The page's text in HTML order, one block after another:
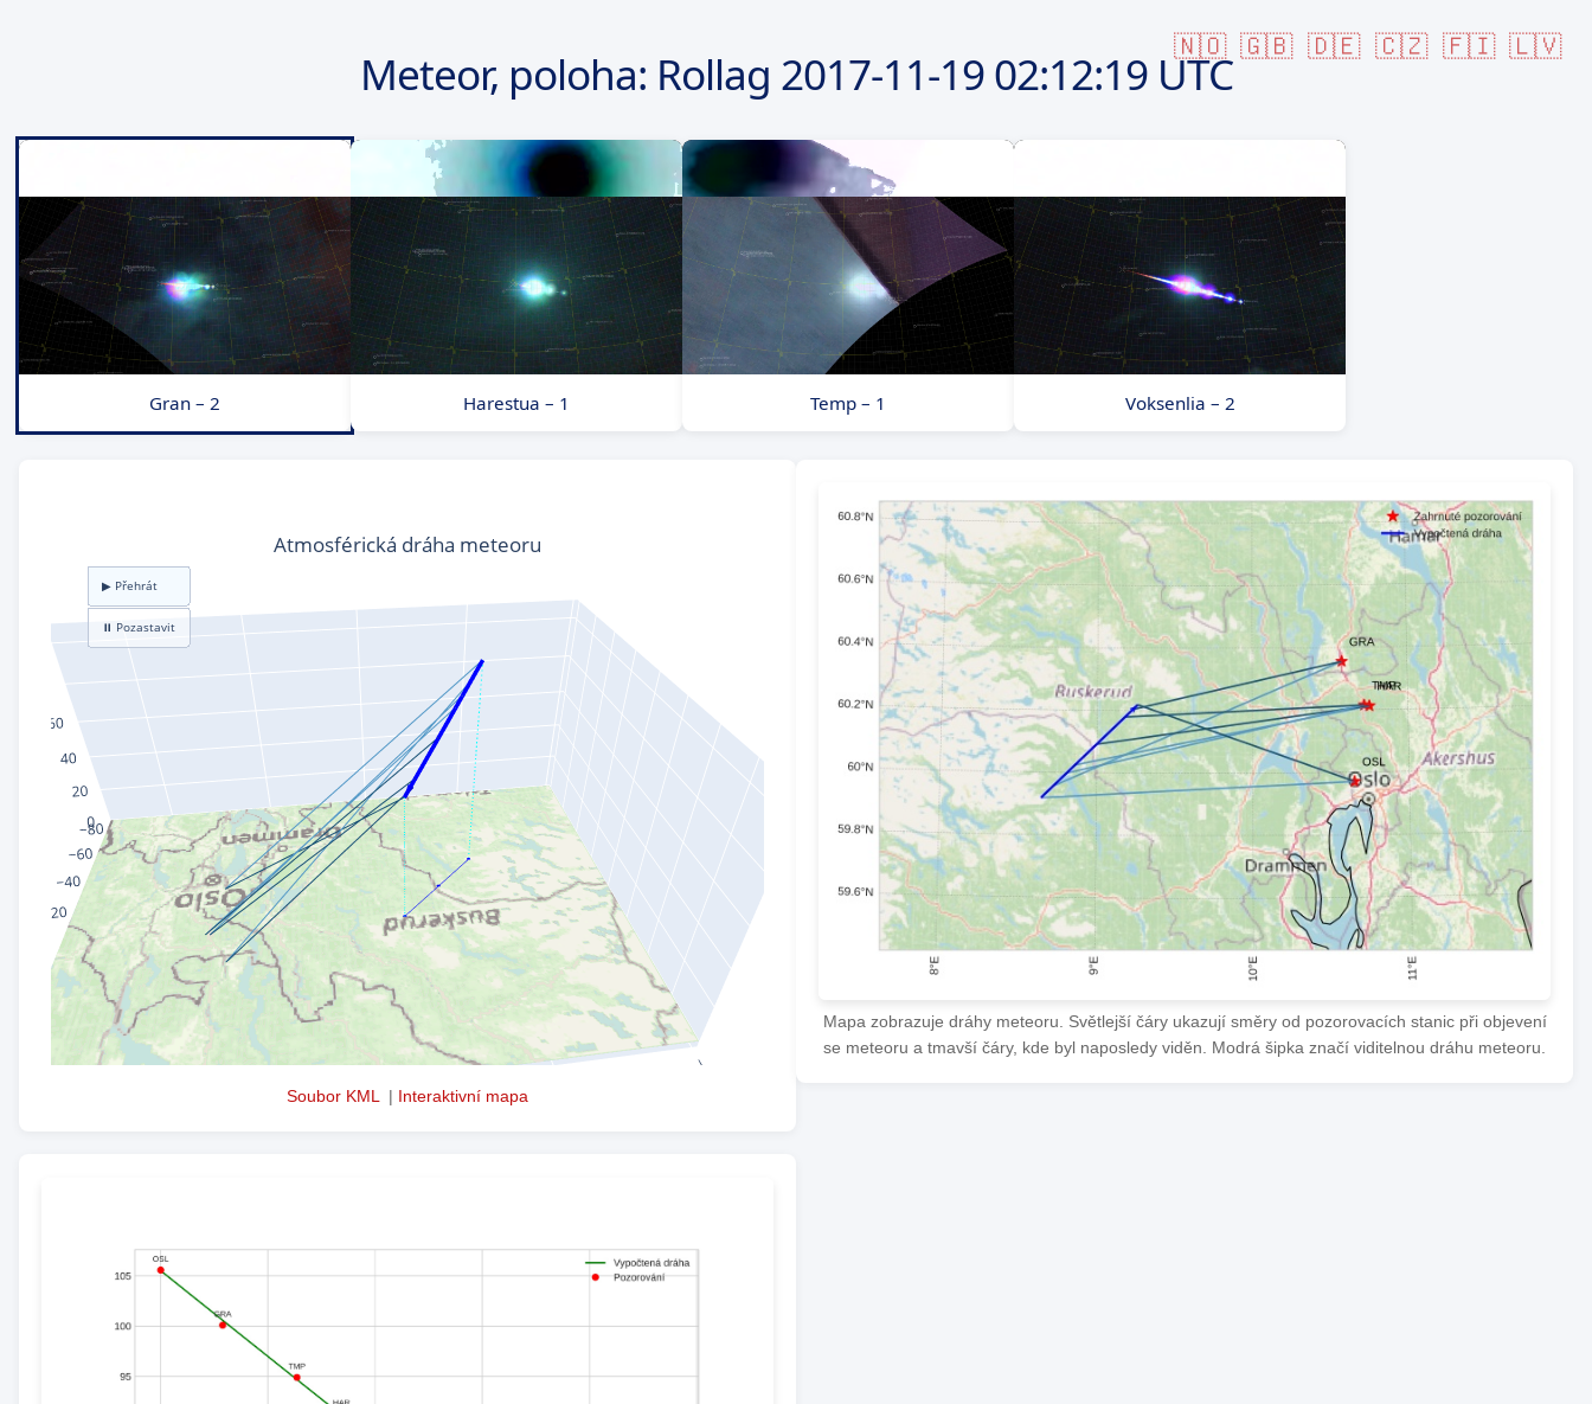
🇳🇴 🇬🇧 🇩🇪 🇨🇿 🇫🇮 🇱🇻
Meteor, poloha: Rollag 2017-11-1902:12:19 UTC
Gran – 2 Harestua – 1 Temp – 1 Voksenlia – 2
Soubor KML | Interaktivní mapa
Mapa zobrazuje dráhy meteoru. Světlejší čáry ukazují směry od pozorovacích stanic při objevení
se meteoru a tmavší čáry, kde byl naposledy viděn. Modrá šipka značí viditelnou dráhu meteoru.